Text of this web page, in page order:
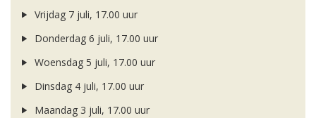
Vrijdag 7 juli, 17.00 uur
Donderdag 6 juli, 17.00 uur
Woensdag 5 juli, 17.00 uur
Dinsdag 4 juli, 17.00 uur
Maandag 3 juli, 17.00 uur